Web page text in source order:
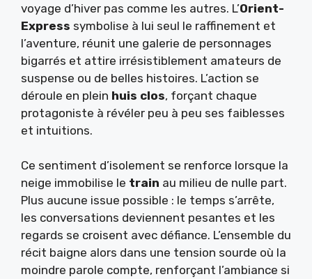
voyage d’hiver pas comme les autres. L’Orient-
Express symbolise à lui seul le raffinement et
l’aventure, réunit une galerie de personnages
bigarrés et attire irrésistiblement amateurs de
suspense ou de belles histoires. L’action se
déroule en plein huis clos, forçant chaque
protagoniste à révéler peu à peu ses faiblesses
et intuitions.
Ce sentiment d’isolement se renforce lorsque la
neige immobilise le train au milieu de nulle part.
Plus aucune issue possible : le temps s’arrête,
les conversations deviennent pesantes et les
regards se croisent avec défiance. L’ensemble du
récit baigne alors dans une tension sourde où la
moindre parole compte, renforçant l’ambiance si